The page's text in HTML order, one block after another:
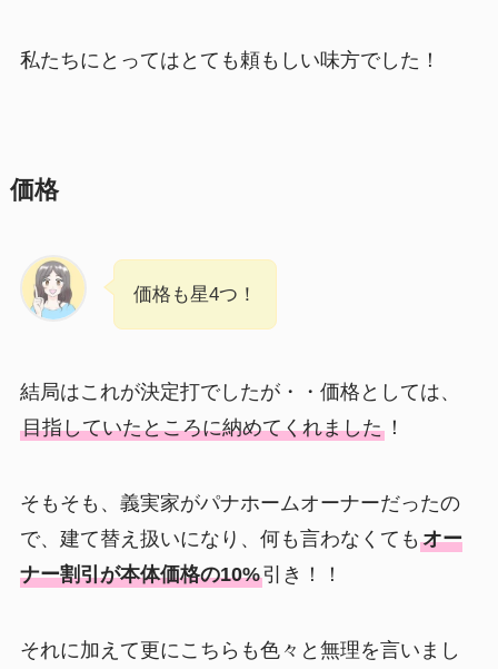
私たちにとってはとても頼もしい味方でした！
価格
価格も星4つ！
結局はこれが決定打でしたが・・価格としては、
目指していたところに納めてくれました！
そもそも、義実家がパナホームオーナーだったの
で、建て替え扱いになり、何も言わなくても オー
ナー割引が本体価格の10%引き！！
それに加えて更にこちらも色々と無理を言いまし